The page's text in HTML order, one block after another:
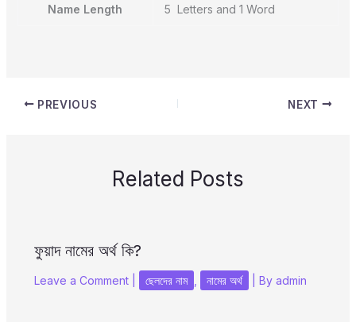
Name Length 5 Letters and 1 Word
PREVIOUS NEXT
Related Posts
ফুয়াদ নামের অর্থ কি?
Leave a Comment ছেলদের নাম নামের অর্থ | By admin